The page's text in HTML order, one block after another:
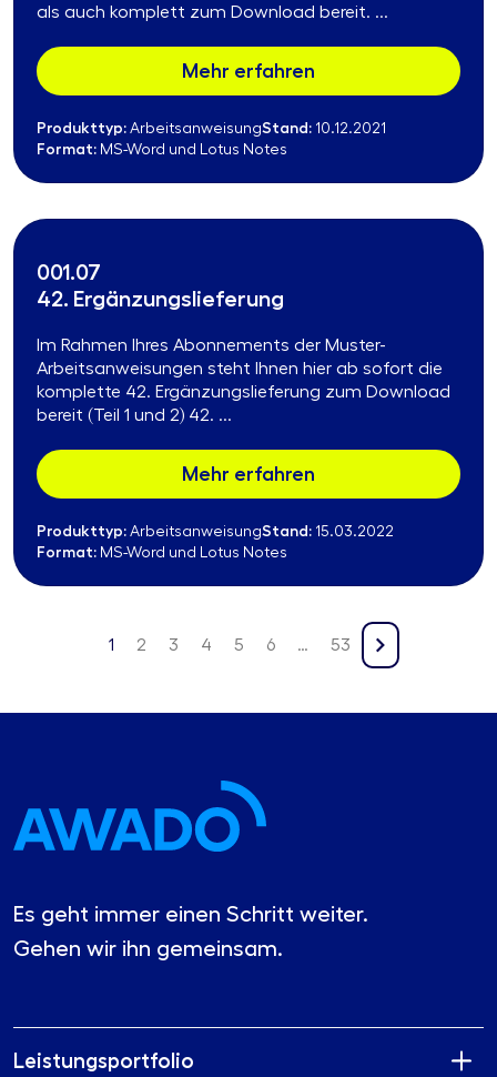
als auch komplett zum Download bereit. ...
Mehr erfahren
Produkttyp: ArbeitsanweisungStand: 10.12.2021
Format: MS-Word und Lotus Notes
001.07
42. Ergänzungslieferung
Im Rahmen Ihres Abonnements der Muster-
Arbeitsanweisungen steht Ihnen hier ab sofort die
komplette 42. Ergänzungslieferung zum Download
bereit (Teil 1 und 2) 42. ...
Mehr erfahren
Produkttyp: ArbeitsanweisungStand: 15.03.2022
Format: MS-Word und Lotus Notes
1 2 3 4 5 6 … 53
Es geht immer einen Schritt weiter.
Gehen wir ihn gemeinsam.
Leistungsportfolio